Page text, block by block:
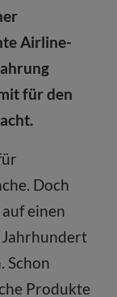
Airline-
für den
Doch
einen
Jahrhundert
Schon
Produkte